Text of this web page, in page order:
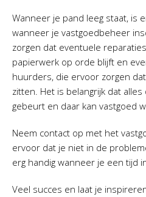
Wanneer je pand leeg staat, is
wanneer je vastgoedbeheer
zorgen dat eventuele
papierwerk op orde blijft en
huurders, die ervoor zorgen
zitten. Het is belangrijk dat
gebeurt en daar kan vastgoed
Neem contact op met het
ervoor dat je niet in de
erg handig wanneer je een tijd
Veel succes en laat je